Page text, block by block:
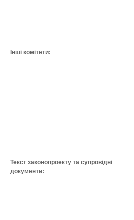
Інші комітети:
Текст законопроекту та супровідні
документи: